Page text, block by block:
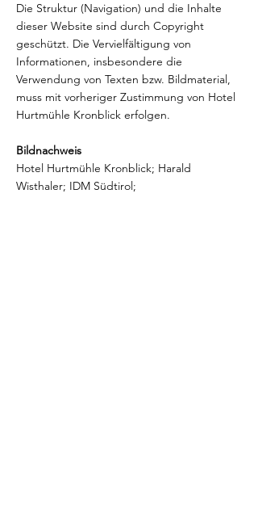
Die Struktur (Navigation) und die Inhalte
dieser Website sind durch Copyright
geschützt. Die Vervielfältigung von
Informationen, insbesondere die
Verwendung von Texten bzw. Bildmaterial,
muss mit vorheriger Zustimmung von Hotel
Hurtmühle Kronblick erfolgen.
Bildnachweis
Hotel Hurtmühle Kronblick; Harald
Wisthaler; IDM Südtirol;